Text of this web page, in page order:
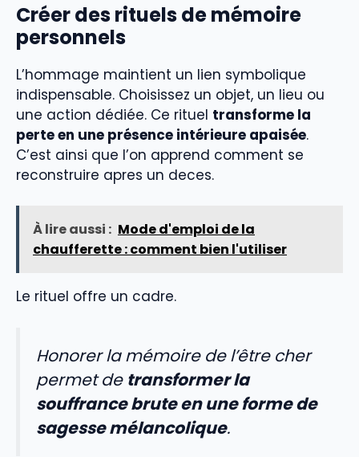
Créer des rituels de mémoire
personnels
L’hommage maintient un lien symbolique
indispensable. Choisissez un objet, un lieu ou
une action dédiée. Ce rituel transforme la
perte en une présence intérieure apaisée.
C’est ainsi que l’on apprend comment se
reconstruire apres un deces.
À lire aussi : Mode d'emploi de la
chaufferette : comment bien l'utiliser
Le rituel offre un cadre.
Honorer la mémoire de l’être cher
permet de transformer la
souffrance brute en une forme de
sagesse mélancolique.